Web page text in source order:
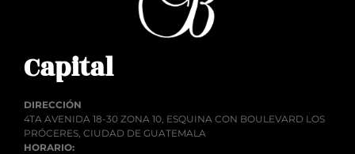
Capital
DIRECCIÓN
4TA AVENIDA 18-30 ZONA 10, ESQUINA CON BOULEVARD LOS
PRÓCERES, CIUDAD DE GUATEMALA
HORARIO: